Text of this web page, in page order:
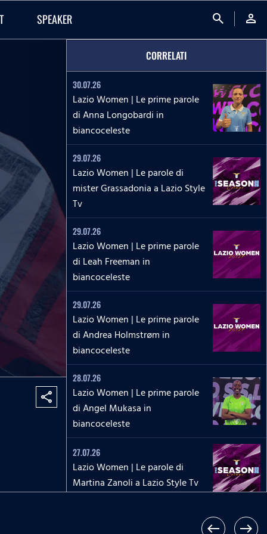
SPEAKER search person
share
CORRELATI
30.07.26
Lazio Women | Le prime parole
di Anna Longobardi in
biancoceleste
29.07.26
Lazio Women | Le parole di
mister Grassadonia a Lazio Style
Tv
29.07.26
Lazio Women | Le prime parole
di Leah Freeman in
biancoceleste
29.07.26
Lazio Women | Le prime parole
di Andrea Holmstrøm in
biancoceleste
28.07.26
Lazio Women | Le prime parole
di Angel Mukasa in
biancoceleste
27.07.26
Lazio Women | Le parole di
Martina Zanoli a Lazio Style Tv
west east